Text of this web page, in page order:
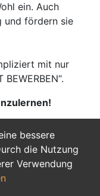
bessere
die Nutzung
Verwendung
ein. Auch
und fördern sie
mit nur